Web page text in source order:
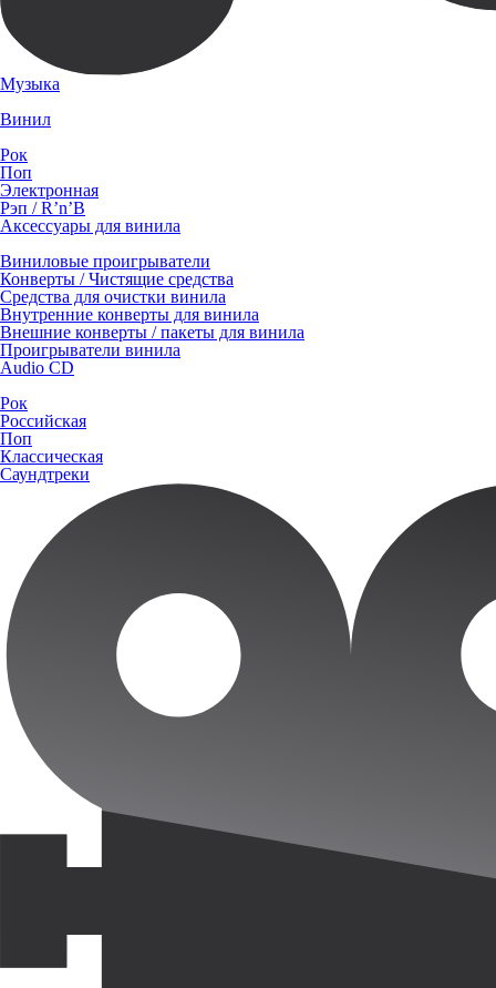
Музыка
Винил
Рок
Поп
Электронная
Рэп / R’n’B
Аксессуары для винила
Виниловые проигрыватели
Конверты / Чистящие средства
Средства для очистки винила
Внутренние конверты для винила
Внешние конверты / пакеты для винила
Проигрыватели винила
Audio CD
Рок
Российская
Поп
Классическая
Саундтреки